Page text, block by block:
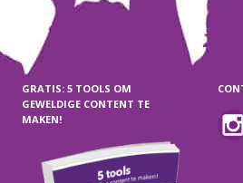
GRATIS: 5 TOOLS OM
GEWELDIGE CONTENT TE
MAKEN!